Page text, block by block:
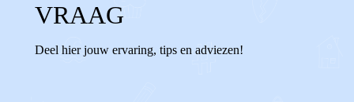
VRAAG
Deel hier jouw ervaring, tips en adviezen!